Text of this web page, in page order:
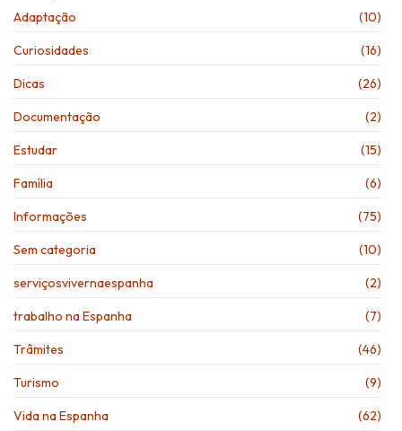
Adaptação (10)
Curiosidades (16)
Dicas (26)
Documentação (2)
Estudar (15)
Família (6)
Informações (75)
Sem categoria (10)
serviçosvivernaespanha (2)
trabalho na Espanha (7)
Trâmites (46)
Turismo (9)
Vida na Espanha (62)